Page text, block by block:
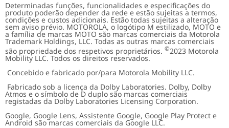
Determinadas funções, funcionalidades e especificações do
produto poderão depender da rede e estão sujeitas a termos,
condições e custos adicionais. Estão todas sujeitas a alteração
sem aviso prévio. MOTOROLA, o logótipo M estilizado, MOTO e
a família de marcas MOTO são marcas comerciais da Motorola
Trademark Holdings, LLC. Todas as outras marcas comerciais
são propriedade dos respetivos proprietários. ©2023 Motorola
Mobility LLC. Todos os direitos reservados.
Concebido e fabricado por/para Motorola Mobility LLC.
Fabricado sob a licença da Dolby Laboratories. Dolby, Dolby
Atmos e o símbolo de D duplo são marcas comerciais
registadas da Dolby Laboratories Licensing Corporation.
Google, Google Lens, Assistente Google, Google Play Protect e
Android são marcas comerciais da Google LLC.